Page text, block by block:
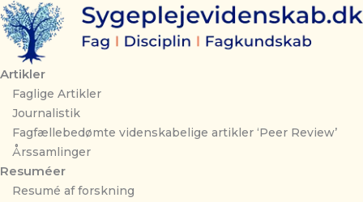
Gå
til
indholdet
Artikler
Faglige Artikler
Journalistik
Fagfællebedømte videnskabelige artikler ‘Peer Review’
Årssamlinger
Resuméer
Resumé af forskning